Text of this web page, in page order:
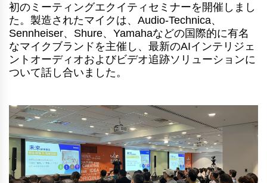
初のミーティングエクイティセミナーを開催しまし
た。製造されたマイクは、Audio-Technica、
Sennheiser、Shure、Yamahaなどの国際的に有名
なマイクブランドを主催し、最新のAIインテリジェ
ントオーディオおよびビデオ追跡ソリューションに
ついて話し合いました。